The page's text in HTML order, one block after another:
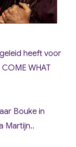
heeft voor
WHAT
Bouke in
Martijn..